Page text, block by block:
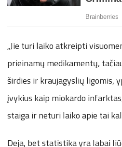
„Jie turi laiko atkreipti
prieinamų medikamentų,
širdies ir kraujagyslių ligomis,
įvykius kaip miokardo
staiga ir neturi laiko apie tai
Deja, bet statistika yra labai